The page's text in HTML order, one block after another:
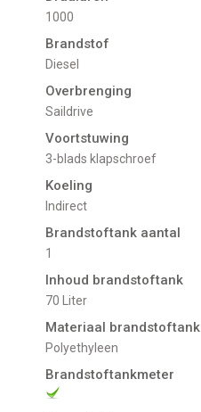
1000
Brandstof
Diesel
Overbrenging
Saildrive
Voortstuwing
3-blads klapschroef
Koeling
indirect
Brandstoftank aantal
1
Inhoud brandstoftank
70 Liter
Materiaal brandstoftank
Polyethyleen
Brandstoftankmeter